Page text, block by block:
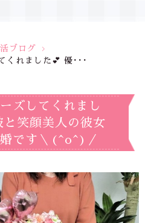
ブログ
>
くれました💕 優･･･
ズしてくれまし
笑顔美人の彼女
です＼(^o^)／